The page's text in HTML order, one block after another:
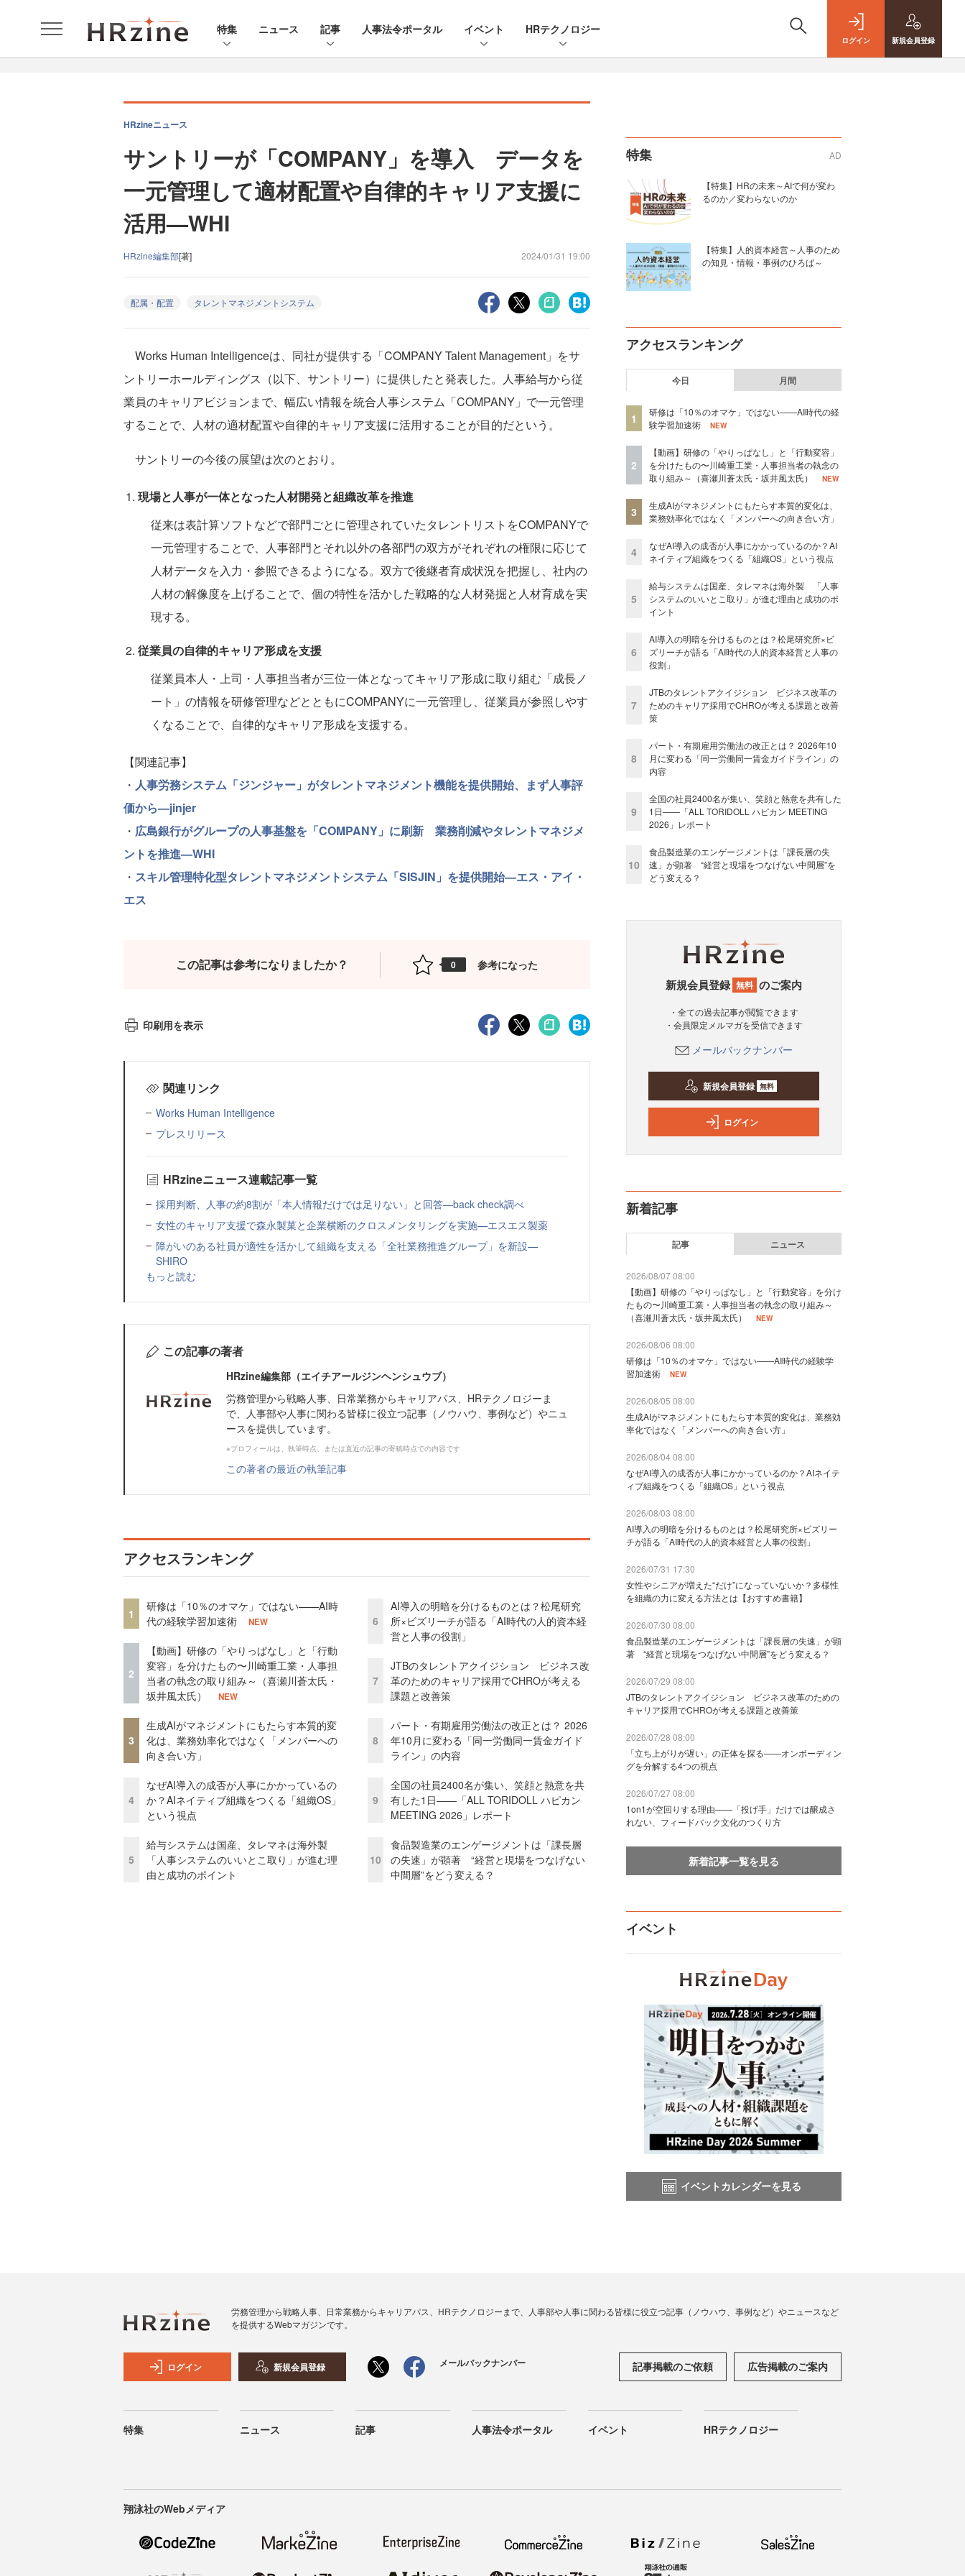
特集 ニュース 記事 人事法令ポータル イベント HRテクノロジー
ログイン 新規会員登録
HRzineニュース
サントリーが「COMPANY」を導入 データを
一元管理して適材配置や自律的キャリア支援に
活用—WHI
HRzine編集部[著] 2024/01/31 19:00
配属・配置 タレントマネジメントシステム
Works Human Intelligenceは、同社が提供する「COMPANY Talent Management」をサ
ントリーホールディングス（以下、サントリー）に提供したと発表した。人事給与から従
業員のキャリアビジョンまで、幅広い情報を統合人事システム「COMPANY」で一元管理
することで、人材の適材配置や自律的キャリア支援に活用することが目的だという。
サントリーの今後の展望は次のとおり。
現場と人事が一体となった人材開発と組織改革を推進
従来は表計算ソフトなどで部門ごとに管理されていたタレントリストをCOMPANYで
一元管理することで、人事部門とそれ以外の各部門の双方がそれぞれの権限に応じて
人材データを入力・参照できるようになる。双方で後継者育成状況を把握し、社内の
人材の解像度を上げることで、個の特性を活かした戦略的な人材発掘と人材育成を実
現する。
従業員の自律的キャリア形成を支援
従業員本人・上司・人事担当者が三位一体となってキャリア形成に取り組む「成長ノ
ート」の情報を研修管理などとともにCOMPANYに一元管理し、従業員が参照しやす
くなることで、自律的なキャリア形成を支援する。
【関連記事】
・ 人事労務システム「ジンジャー」がタレントマネジメント機能を提供開始、まず人事評
価から—jinjer
・ 広島銀行がグループの人事基盤を「COMPANY」に刷新 業務削減やタレントマネジメ
ントを推進—WHI
・ スキル管理特化型タレントマネジメントシステム「SISJIN」を提供開始—エス・アイ・
エス
この記事は参考になりましたか？ 0 参考になった
印刷用を表示
関連リンク
Works Human Intelligence
プレスリリース
HRzineニュース連載記事一覧
採用判断、人事の約8割が「本人情報だけでは足りない」と回答—back check調べ
女性のキャリア支援で森永製菓と企業横断のクロスメンタリングを実施—エスエス製薬
障がいのある社員が適性を活かして組織を支える「全社業務推進グループ」を新設—
SHIRO
もっと読む
この記事の著者
HRzine編集部（エイチアールジンヘンシュウブ）
労務管理から戦略人事、日常業務からキャリアパス、HRテクノロジーま
で、人事部や人事に関わる皆様に役立つ記事（ノウハウ、事例など）やニュ
ースを提供しています。
※プロフィールは、執筆時点、または直近の記事の寄稿時点での内容です
この著者の最近の執筆記事
アクセスランキング
1
研修は「10％のオマケ」ではない——AI時
代の経験学習加速術
NEW
2
【動画】研修の「やりっぱなし」と「行動
変容」を分けたもの〜川崎重工業・人事担
当者の執念の取り組み～（喜瀬川蒼太氏・
坂井風太氏）
NEW
3
生成AIがマネジメントにもたらす本質的変
化は、業務効率化ではなく「メンバーへの
向き合い方」
4
なぜAI導入の成否が人事にかかっているの
か？AIネイティブ組織をつくる「組織OS」
という視点
5
給与システムは国産、タレマネは海外製
「人事システムのいいとこ取り」が進む理
由と成功のポイント
6
AI導入の明暗を分けるものとは？松尾研究
所×ビズリーチが語る「AI時代の人的資本経
営と人事の役割」
7
JTBのタレントアクイジション ビジネス改
革のためのキャリア採用でCHROが考える
課題と改善策
8
パート・有期雇用労働法の改正とは？ 2026
年10月に変わる「同一労働同一賃金ガイド
ライン」の内容
9
全国の社員2400名が集い、笑顔と熱意を共
有した1日――「ALL TORIDOLL ハピカン
MEETING 2026」レポート
10
食品製造業のエンゲージメントは「課長層
の失速」が顕著 “経営と現場をつなげない
中間層”をどう変える？
特集 AD
【特集】HRの未来～AIで何が変わ
るのか／変わらないのか
【特集】人的資本経営～人事のため
の知見・情報・事例のひろば～
アクセスランキング
今日 月間
1
研修は「10％のオマケ」ではない——AI時代の経
験学習加速術
NEW
2
【動画】研修の「やりっぱなし」と「行動変容」
を分けたもの〜川崎重工業・人事担当者の執念の
取り組み～（喜瀬川蒼太氏・坂井風太氏）
NEW
3
生成AIがマネジメントにもたらす本質的変化は、
業務効率化ではなく「メンバーへの向き合い方」
4
なぜAI導入の成否が人事にかかっているのか？AI
ネイティブ組織をつくる「組織OS」という視点
5
給与システムは国産、タレマネは海外製 「人事
システムのいいとこ取り」が進む理由と成功のポ
イント
6
AI導入の明暗を分けるものとは？松尾研究所×ビ
ズリーチが語る「AI時代の人的資本経営と人事の
役割」
7
JTBのタレントアクイジション ビジネス改革の
ためのキャリア採用でCHROが考える課題と改善
策
8
パート・有期雇用労働法の改正とは？ 2026年10
月に変わる「同一労働同一賃金ガイドライン」の
内容
9
全国の社員2400名が集い、笑顔と熱意を共有した
1日――「ALL TORIDOLL ハピカン MEETING
2026」レポート
10
食品製造業のエンゲージメントは「課長層の失
速」が顕著 “経営と現場をつなげない中間層”を
どう変える？
新規会員登録 無料 のご案内
・全ての過去記事が閲覧できます
・会員限定メルマガを受信できます
メールバックナンバー
新規会員登録 無料
ログイン
新着記事
記事 ニュース
2026/08/07 08:00
【動画】研修の「やりっぱなし」と「行動変容」を分け
たもの〜川崎重工業・人事担当者の執念の取り組み～
（喜瀬川蒼太氏・坂井風太氏）
NEW
2026/08/06 08:00
研修は「10％のオマケ」ではない——AI時代の経験学
習加速術
NEW
2026/08/05 08:00
生成AIがマネジメントにもたらす本質的変化は、業務効
率化ではなく「メンバーへの向き合い方」
2026/08/04 08:00
なぜAI導入の成否が人事にかかっているのか？AIネイテ
ィブ組織をつくる「組織OS」という視点
2026/08/03 08:00
AI導入の明暗を分けるものとは？松尾研究所×ビズリー
チが語る「AI時代の人的資本経営と人事の役割」
2026/07/31 17:30
女性やシニアが増えた“だけ”になっていないか？多様性
を組織の力に変える方法とは【おすすめ書籍】
2026/07/30 08:00
食品製造業のエンゲージメントは「課長層の失速」が顕
著 “経営と現場をつなげない中間層”をどう変える？
2026/07/29 08:00
JTBのタレントアクイジション ビジネス改革のための
キャリア採用でCHROが考える課題と改善策
2026/07/28 08:00
「立ち上がりが遅い」の正体を探る——オンボーディン
グを分解する4つの視点
2026/07/27 08:00
1on1が空回りする理由——「投げ手」だけでは醸成さ
れない、フィードバック文化のつくり方
新着記事一覧を見る
イベント
イベントカレンダーを見る
労務管理から戦略人事、日常業務からキャリアパス、HRテクノロジーまで、人事部や人事に関わる皆様に役立つ記事（ノウハウ、事例など）やニュースなど
を提供するWebマガジンです。
ログイン 新規会員登録 メールバックナンバー 記事掲載のご依頼 広告掲載のご案内
特集 ニュース 記事 人事法令ポータル イベント HRテクノロジー
翔泳社のWebメディア